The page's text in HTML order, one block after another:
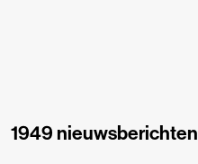
1949 nieuwsberichten